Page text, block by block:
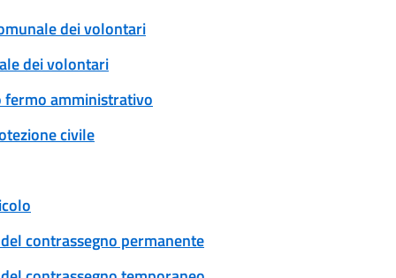
dei volontari
dei volontari
fermo amministrativo
civile
contrassegno permanente